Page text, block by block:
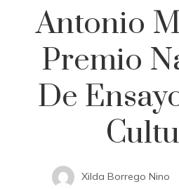
Antonio
Premio
De
Xilda Borrego Nino